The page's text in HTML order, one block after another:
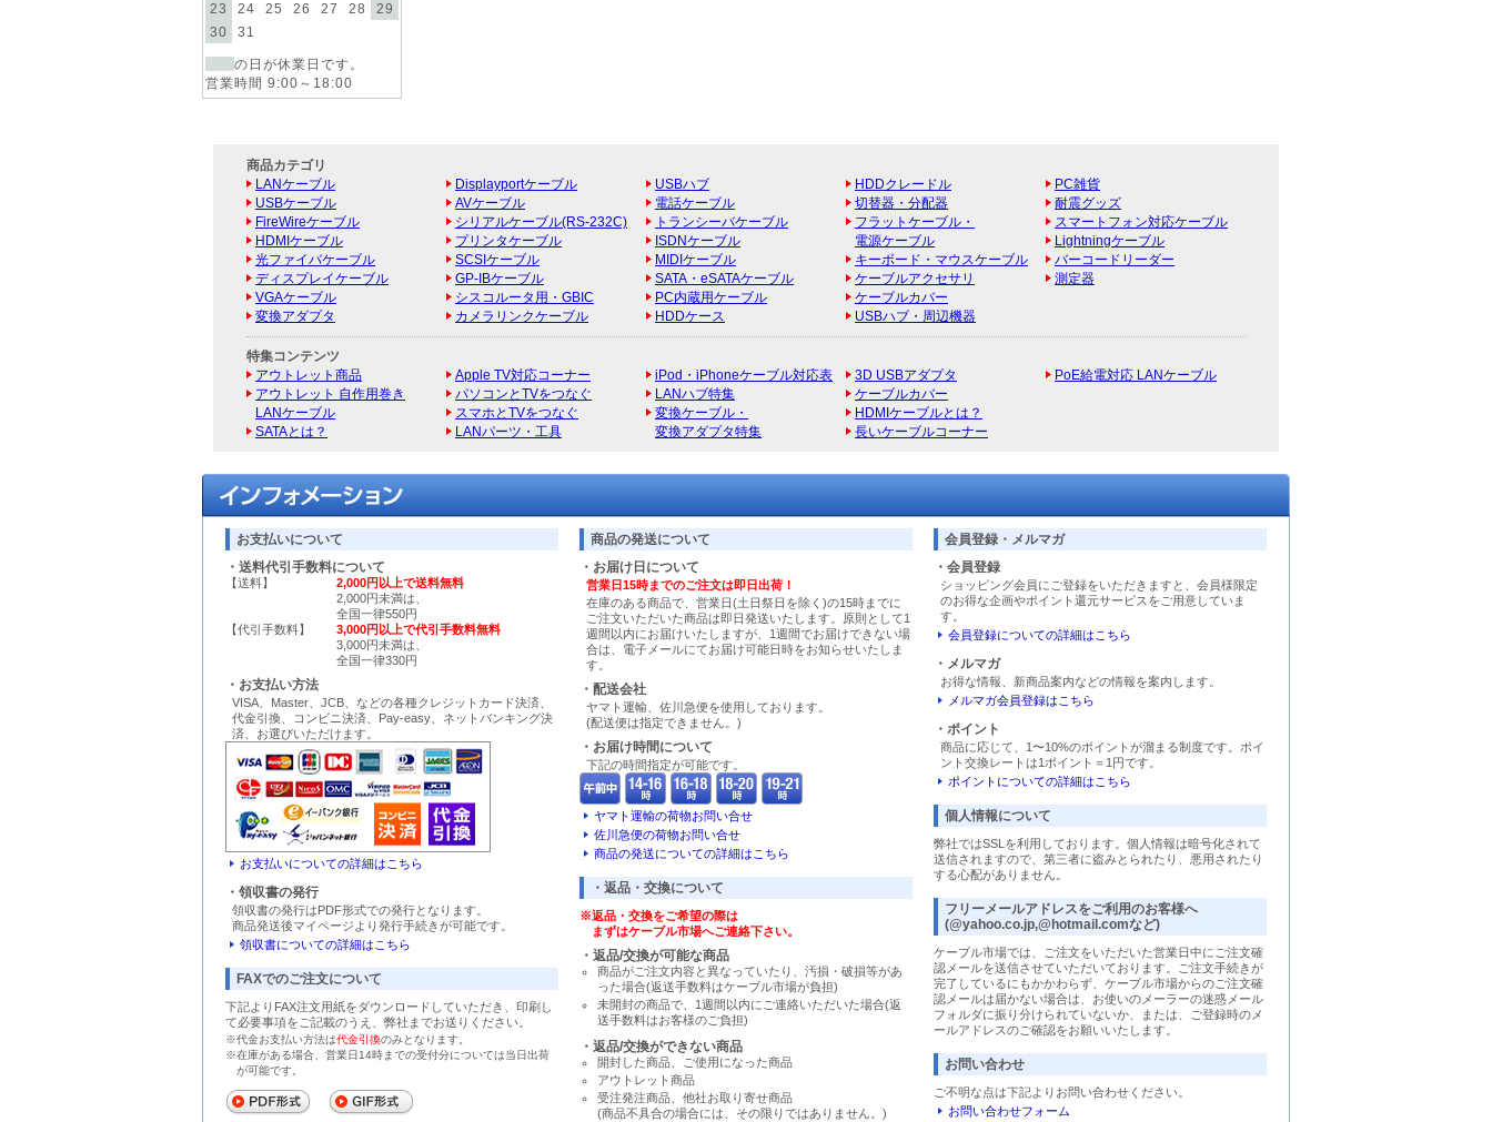
23
24 25 26 27 28
29
30
31
の日が休業日です。
営業時間 9:00～18:00
商品カテゴリ
LANケーブル
USBケーブル
FireWireケーブル
HDMIケーブル
光ファイバケーブル
ディスプレイケーブル
VGAケーブル
変換アダプタ
Displayportケーブル
AVケーブル
シリアルケーブル(RS-232C)
プリンタケーブル
SCSIケーブル
GP-IBケーブル
シスコルータ用・GBIC
カメラリンクケーブル
USBハブ
電話ケーブル
トランシーバケーブル
ISDNケーブル
MIDIケーブル
SATA・eSATAケーブル
PC内蔵用ケーブル
HDDケース
HDDクレードル
切替器・分配器
フラットケーブル・
電源ケーブル
キーボード・マウスケーブル
ケーブルアクセサリ
ケーブルカバー
USBハブ・周辺機器
PC雑貨
耐震グッズ
スマートフォン対応ケーブル
Lightningケーブル
バーコードリーダー
測定器
特集コンテンツ
アウトレット商品
アウトレット 自作用巻き
LANケーブル
SATAとは？
Apple TV対応コーナー
パソコンとTVをつなぐ
スマホとTVをつなぐ
LANパーツ・工具
iPod・iPhoneケーブル対応表
LANハブ特集
変換ケーブル・
変換アダプタ特集
3D USBアダプタ
ケーブルカバー
HDMIケーブルとは？
長いケーブルコーナー
PoE給電対応 LANケーブル
お支払いについて
・送料代引手数料について
【送料】
2,000円以上で送料無料
2,000円未満は、
全国一律550円
【代引手数料】
3,000円以上で代引手数料無料
3,000円未満は、
全国一律330円
・お支払い方法
VISA、Master、JCB、などの各種クレジットカード決済、
代金引換、コンビニ決済、Pay-easy、ネットバンキング決
済、お選びいただけます。
お支払いについての詳細はこちら
・領収書の発行
領収書の発行はPDF形式での発行となります。
商品発送後マイページより発行手続きが可能です。
領収書についての詳細はこちら
FAXでのご注文について
下記よりFAX注文用紙をダウンロードしていただき、印刷し
て必要事項をご記載のうえ、弊社までお送りください。
※代金お支払い方法は代金引換のみとなります。
※在庫がある場合、営業日14時までの受付分については当日出荷
が可能です。
商品の発送について
・お届け日について
営業日15時までのご注文は即日出荷！
在庫のある商品で、営業日(土日祭日を除く)の15時までに
ご注文いただいた商品は即日発送いたします。原則として1
週間以内にお届けいたしますが、1週間でお届けできない場
合は、電子メールにてお届け可能日時をお知らせいたしま
す。
・配送会社
ヤマト運輸、佐川急便を使用しております。
(配送便は指定できません。)
・お届け時間について
下記の時間指定が可能です。
ヤマト運輸の荷物お問い合せ
佐川急便の荷物お問い合せ
商品の発送についての詳細はこちら
・返品・交換について
※返品・交換をご希望の際は
まずはケーブル市場へご連絡下さい。
・返品/交換が可能な商品
商品がご注文内容と異なっていたり、汚損・破損等があ
った場合(返送手数料はケーブル市場が負担)
未開封の商品で、1週間以内にご連絡いただいた場合(返
送手数料はお客様のご負担)
・返品/交換ができない商品
開封した商品、ご使用になった商品
アウトレット商品
受注発注商品、他社お取り寄せ商品
(商品不具合の場合には、その限りではありません。)
会員登録・メルマガ
・会員登録
ショッピング会員にご登録をいただきますと、会員様限定
のお得な企画やポイント還元サービスをご用意していま
す。
会員登録についての詳細はこちら
・メルマガ
お得な情報、新商品案内などの情報を案内します。
メルマガ会員登録はこちら
・ポイント
商品に応じて、1〜10%のポイントが溜まる制度です。ポイ
ント交換レートは1ポイント＝1円です。
ポイントについての詳細はこちら
個人情報について
弊社ではSSLを利用しております。個人情報は暗号化されて
送信されますので、第三者に盗みとられたり、悪用されたり
する心配がありません。
フリーメールアドレスをご利用のお客様へ
(@yahoo.co.jp,@hotmail.comなど)
ケーブル市場では、ご注文をいただいた営業日中にご注文確
認メールを送信させていただいております。ご注文手続きが
完了しているにもかかわらず、ケーブル市場からのご注文確
認メールは届かない場合は、お使いのメーラーの迷惑メール
フォルダに振り分けられていないか、または、ご登録時のメ
ールアドレスのご確認をお願いいたします。
お問い合わせ
ご不明な点は下記よりお問い合わせください。
お問い合わせフォーム